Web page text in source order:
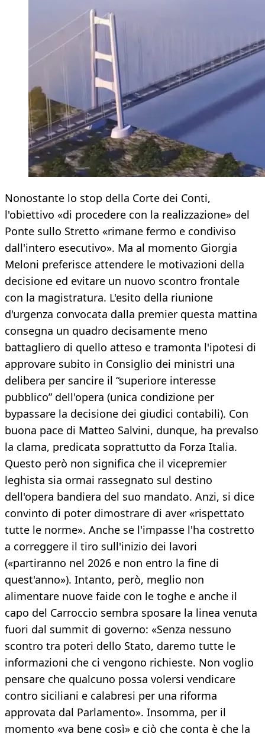
Nonostante lo stop della Corte dei Conti,
l'obiettivo «di procedere con la realizzazione» del
Ponte sullo Stretto «rimane fermo e condiviso
dall'intero esecutivo». Ma al momento Giorgia
Meloni preferisce attendere le motivazioni della
decisione ed evitare un nuovo scontro frontale
con la magistratura. L'esito della riunione
d'urgenza convocata dalla premier questa mattina
consegna un quadro decisamente meno
battagliero di quello atteso e tramonta l'ipotesi di
approvare subito in Consiglio dei ministri una
delibera per sancire il “superiore interesse
pubblico” dell'opera (unica condizione per
bypassare la decisione dei giudici contabili). Con
buona pace di Matteo Salvini, dunque, ha prevalso
la clama, predicata soprattutto da Forza Italia.
Questo però non significa che il vicepremier
leghista sia ormai rassegnato sul destino
dell'opera bandiera del suo mandato. Anzi, si dice
convinto di poter dimostrare di aver «rispettato
tutte le norme». Anche se l'impasse l'ha costretto
a correggere il tiro sull'inizio dei lavori
(«partiranno nel 2026 e non entro la fine di
quest'anno»). Intanto, però, meglio non
alimentare nuove faide con le toghe e anche il
capo del Carroccio sembra sposare la linea venuta
fuori dal summit di governo: «Senza nessuno
scontro tra poteri dello Stato, daremo tutte le
informazioni che ci vengono richieste. Non voglio
pensare che qualcuno possa volersi vendicare
contro siciliani e calabresi per una riforma
approvata dal Parlamento». Insomma, per il
momento «va bene così» e ciò che conta è che la